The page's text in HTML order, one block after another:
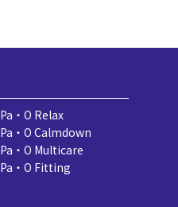
Pa・O Relax
Pa・O Calmdown
Pa・O Multicare
Pa・O Fitting